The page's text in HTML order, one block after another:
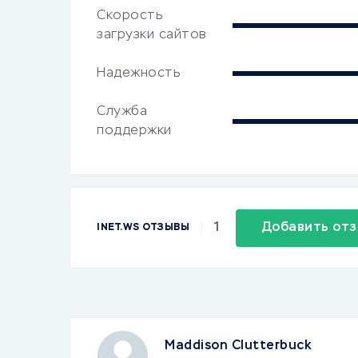
Скорость
загрузки сайтов
Надежность
Служба
поддержки
INET.WS ОТЗЫВЫ 1 Добавить
Maddison Clutterbuck